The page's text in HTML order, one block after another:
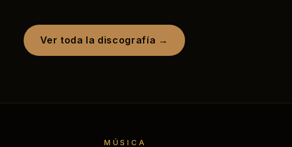
Ver toda la discografía →
MÚSICA